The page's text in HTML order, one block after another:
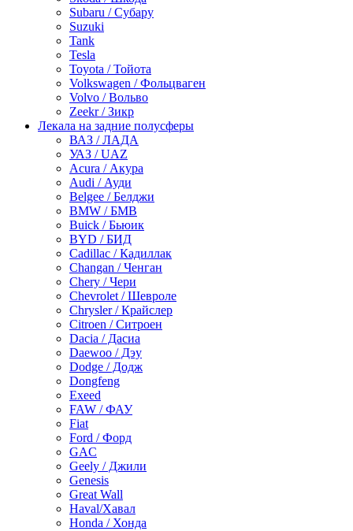
Subaru / Субару
Suzuki
Tank
Tesla
Toyota / Тойота
Volkswagen / Фольцваген
Volvo / Вольво
Zeekr / Зикр
Лекала на задние полусферы
ВАЗ / ЛАДА
УАЗ / UAZ
Acura / Акура
Audi / Ауди
Belgee / Белджи
BMW / БМВ
Buick / Бьюик
BYD / БИД
Cadillac / Кадиллак
Changan / Ченган
Chery / Чери
Chevrolet / Шевроле
Chrysler / Крайслер
Citroen / Ситроен
Dacia / Дасиа
Daewoo / Дэу
Dodge / Додж
Dongfeng
Exeed
FAW / ФАУ
Fiat
Ford / Форд
GAC
Geely / Джили
Genesis
Great Wall
Haval/Хавал
Honda / Хонда